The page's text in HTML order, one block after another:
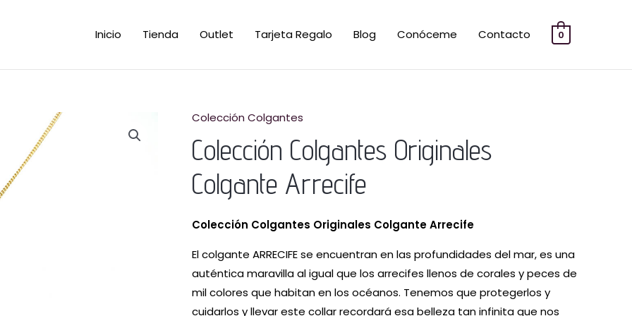
Inicio Tienda Outlet Tarjeta Regalo Blog Conóceme Contacto 0
Colección Colgantes
Colección Colgantes Originales
Colgante Arrecife
Colección Colgantes Originales Colgante Arrecife
El colgante ARRECIFE se encuentran en las profundidades del mar, es una
auténtica maravilla al igual que los arrecifes llenos de corales y peces de
mil colores que habitan en los océanos. Tenemos que protegerlos y
cuidarlos y llevar este collar recordará esa belleza tan infinita que nos